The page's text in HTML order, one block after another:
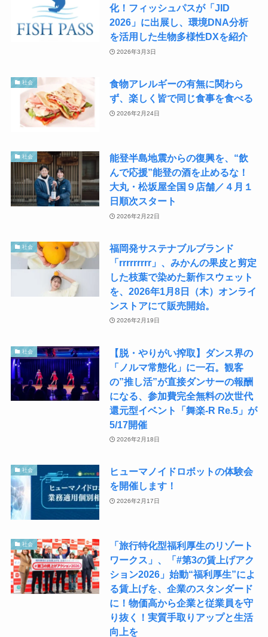
化！フィッシュパスが「JID
2026」に出展し、環境DNA分析
を活用した生物多様性DXを紹介
2026年3月3日
社会
食物アレルギーの有無に関わら
ず、楽しく皆で同じ食事を食べる
2026年2月24日
社会
能登半島地震からの復興を、“飲
んで応援”能登の酒を止めるな！
大丸・松坂屋全国９店舗／４月１
日順次スタート
2026年2月22日
社会
福岡発サステナブルブランド
「rrrrrrrrr」、みかんの果皮と剪定
した枝葉で染めた新作スウェット
を、2026年1月8日（木）オンライ
ンストアにて販売開始。
2026年2月19日
社会
【脱・やりがい搾取】ダンス界の
「ノルマ常態化」に一石。観客
の”推し活”が直接ダンサーの報酬
になる、参加費完全無料の次世代
還元型イベント「舞楽-R Re.5」が
5/17開催
2026年2月18日
社会
ヒューマノイドロボットの体験会
を開催します！
2026年2月17日
社会
「旅行特化型福利厚生のリゾート
ワークス」、「#第3の賃上げアク
ション2026」始動“福利厚生”によ
る賃上げを、企業のスタンダード
に！物価高から企業と従業員を守
り抜く！実質手取りアップと生活
向上を